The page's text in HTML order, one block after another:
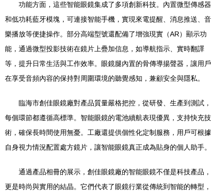
功能方面，這些智能眼鏡集成了多項創新科技。內置微型傳感器
和低功耗藍牙模塊，可連接智能手機，實現來電提醒、消息推送、音
樂播放等便捷操作。部分高端型號還配備了增強現實（AR）顯示功
能，通過微型投影技術在鏡片上疊加信息，如導航指示、實時翻譯
等，提升日常生活與工作效率。眼鏡腿內置的骨傳導揚聲器，讓用戶
在享受音頻內容的保持對周圍環境的聽覺感知，兼顧安全與隱私。
臨海市創佳眼鏡廠對產品質量嚴格把控，從研發、生產到測試，
每個環節都遵循高標準。智能眼鏡的電池續航表現優異，支持快充技
術，確保長時間使用無憂。工廠還提供個性化定制服務，用戶可根據
自身視力情況配置處方鏡片，讓智能眼鏡真正成為貼身的個人助手。
通過產品相冊的展示，創佳眼鏡廠的智能眼鏡不僅是科技產品，
更是時尚與實用的結晶。它們代表了眼鏡行業從傳統到智能的轉型，